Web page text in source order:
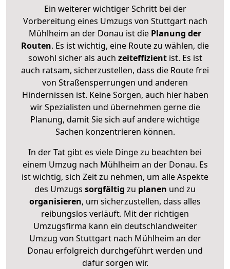
Ein weiterer wichtiger Schritt bei der
Vorbereitung eines Umzugs von Stuttgart nach
Mühlheim an der Donau ist die Planung der
Routen. Es ist wichtig, eine Route zu wählen, die
sowohl sicher als auch zeiteffizientist. Es ist
auch ratsam, sicherzustellen, dass die Route frei
von Straßensperrungen und anderen
Hindernissen ist. Keine Sorgen, auch hier haben
wir Spezialisten und übernehmen gerne die
Planung, damit Sie sich auf andere wichtige
Sachen konzentrieren können.
In der Tat gibt es viele Dinge zu beachten bei
einem Umzug nach Mühlheim an der Donau. Es
ist wichtig, sich Zeit zu nehmen, um alle Aspekte
des Umzugs sorgfältig zu planen und zu
organisieren, um sicherzustellen, dass alles
reibungslos verläuft. Mit der richtigen
Umzugsfirma kann ein deutschlandweiter
Umzug von Stuttgart nach Mühlheim an der
Donau erfolgreich durchgeführt werden und
dafür sorgen wir.